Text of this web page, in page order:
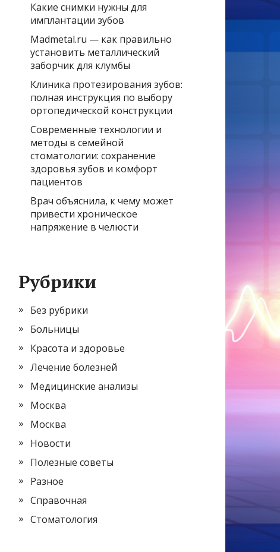
Какие снимки нужны для
имплантации зубов
Madmetal.ru — как правильно
установить металлический
заборчик для клумбы
Клиника протезирования зубов:
полная инструкция по выбору
ортопедической конструкции
Современные технологии и
методы в семейной
стоматологии: сохранение
здоровья зубов и комфорт
пациентов
Врач объяснила, к чему может
привести хроническое
напряжение в челюсти
Рубрики
Без рубрики
Больницы
Красота и здоровье
Лечение болезней
Медицинские анализы
Москва
Москва
Новости
Полезные советы
Разное
Справочная
Стоматология